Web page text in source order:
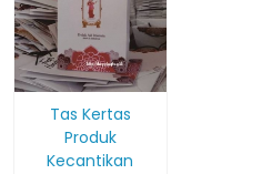
Tas Kertas
Produk
Kecantikan